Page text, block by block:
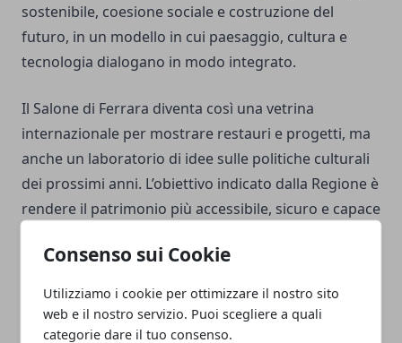
Consenso sui Cookie
Utilizziamo i cookie per ottimizzare il nostro sito
web e il nostro servizio. Puoi scegliere a quali
categorie dare il tuo consenso.
sostenibile, coesione sociale e costruzione del
futuro, in un modello in cui paesaggio, cultura e
tecnologia dialogano in modo integrato.
Il Salone di Ferrara diventa così una vetrina
internazionale per mostrare restauri e progetti, ma
anche un laboratorio di idee sulle politiche culturali
dei prossimi anni. L’obiettivo indicato dalla Regione è
rendere il patrimonio più accessibile, sicuro e capace
e tecnologiche che coinvolgono città, musei e
territori.